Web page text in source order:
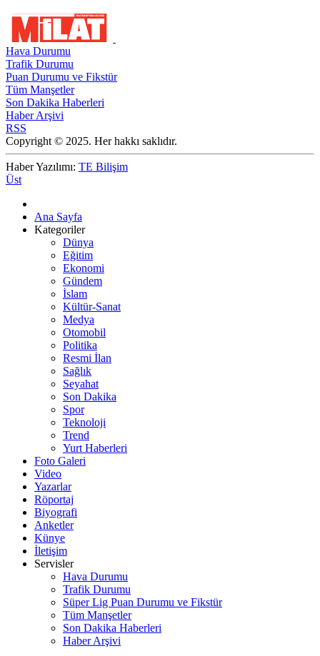
Hava Durumu
Trafik Durumu
Puan Durumu ve Fikstür
Tüm Manşetler
Son Dakika Haberleri
Haber Arşivi
RSS
Copyright © 2025. Her hakkı saklıdır.
Haber Yazılımı: TE Bilişim
Üst
Ana Sayfa
Kategoriler
Dünya
Eğitim
Ekonomi
Gündem
İslam
Kültür-Sanat
Medya
Otomobil
Politika
Resmi İlan
Sağlık
Seyahat
Son Dakika
Spor
Teknoloji
Trend
Yurt Haberleri
Foto Galeri
Video
Yazarlar
Röportaj
Biyografi
Anketler
Künye
İletişim
Servisler
Hava Durumu
Trafik Durumu
Süper Lig Puan Durumu ve Fikstür
Tüm Manşetler
Son Dakika Haberleri
Haber Arşivi